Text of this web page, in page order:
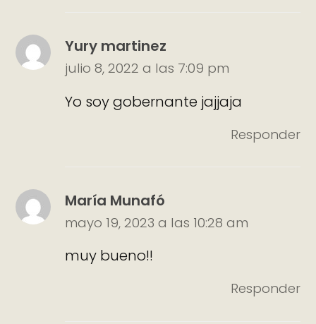
Yury martinez
julio 8, 2022 a las 7:09 pm
Yo soy gobernante jajjaja
Responder
María Munafó
mayo 19, 2023 a las 10:28 am
muy bueno!!
Responder